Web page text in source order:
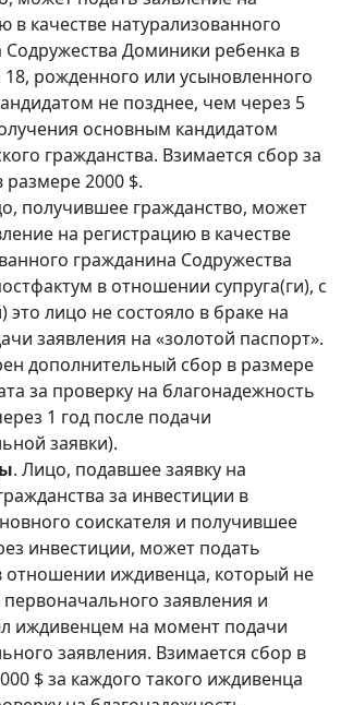
в качестве натурализованного
Содружества Доминики ребенка в
18, рожденного или усыновленного
не позднее, чем через 5
основным кандидатом
гражданства. Взимается сбор за
размере 2000 $.
получившее гражданство, может
на регистрацию в качестве
гражданина Содружества
в отношении супруга(ги), с
это лицо не состояло в браке на
заявления на «золотой паспорт».
дополнительный сбор в размере
за проверку на благонадежность
1 год после подачи
заявки).
. Лицо, подавшее заявку на
за инвестиции в
соискателя и получившее
инвестиции, может подать
отношении иждивенца, который не
заявления и
иждивенцем на момент подачи
заявления. Взимается сбор в
$ за каждого такого иждивенца